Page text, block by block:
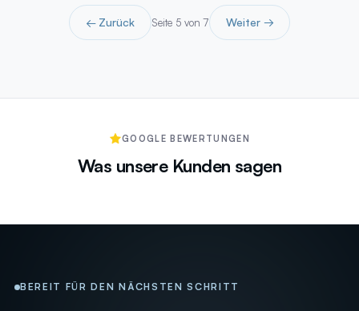
← Zurück Seite 5 von 7 Weiter →
GOOGLE BEWERTUNGEN
Was unsere Kunden sagen
BEREIT FÜR DEN NÄCHSTEN SCHRITT